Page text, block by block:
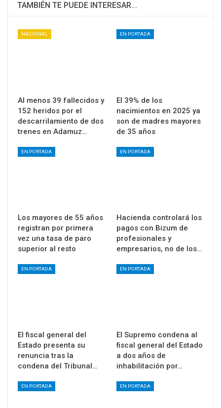
TAMBIÉN TE PUEDE INTERESAR...
NACIONAL
Al menos 39 fallecidos y
152 heridos por el
descarrilamiento de dos
trenes en Adamuz…
EN PORTADA
El 39% de los
nacimientos en 2025 ya
son de madres mayores
de 35 años
EN PORTADA
Los mayores de 55 años
registran por primera
vez una tasa de paro
superior al resto
EN PORTADA
Hacienda controlará los
pagos con Bizum de
profesionales y
empresarios, no de los…
EN PORTADA
El fiscal general del
Estado presenta su
renuncia tras la
condena del Tribunal…
EN PORTADA
El Supremo condena al
fiscal general del Estado
a dos años de
inhabilitación por…
EN PORTADA EN PORTADA